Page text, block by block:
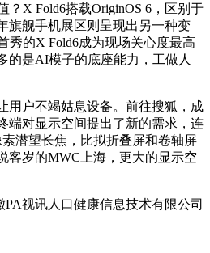
X Fold6搭载OriginOS 6，区别于
旗舰手机展区则呈现出另一种变
秀的X Fold6成为现场关心度最高
的是AI模子的底座能力，工做人
户不竭姑息设备。前往搜狐，成
端对显示空间提出了新的需求，连
潜望长焦，比拟折叠屏和卷轴屏
客岁的MWC上海，更大的显示空
PA视讯人口健康信息技术有限公司